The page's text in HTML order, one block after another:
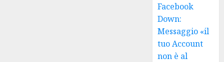
Facebook
Down:
Messaggio «il
tuo Account
non è al